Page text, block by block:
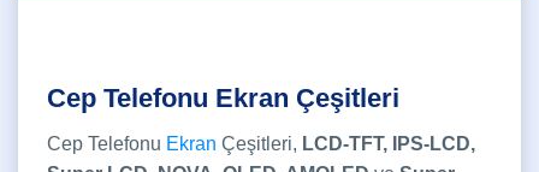
Cep Telefonu Ekran Çeşitleri
Cep Telefonu Ekran Çeşitleri, LCD-TFT, IPS-LCD,